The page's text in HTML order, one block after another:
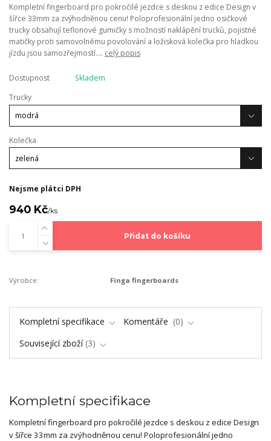
Kompletní fingerboard pro pokročilé jezdce s deskou z edice Design v
šířce 33mm za zvýhodněnou cenu! Poloprofesionální jedno osičkové
trucky obsahují teflonové gumičky s možností naklápění trucků, pojistné
matičky proti samovolnému povolování a ložisková kolečka pro hladkou
jízdu jsou samozřejmostí.... celý popis
Dostupnost
Skladem
Trucky
Kolečka
Nejsme plátci DPH
940 Kč/ks
Přidat do košíku
Výrobce: Finga fingerboards
Kompletní specifikace Komentáře
0
Související zboží 3
Kompletní specifikace
Kompletní fingerboard pro pokročilé jezdce s deskou z edice Design
v šířce 33mm za zvýhodněnou cenu! Poloprofesionální jedno